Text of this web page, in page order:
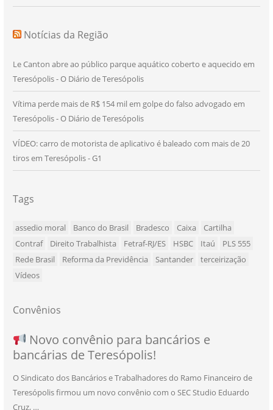
Notícias da Região
Le Canton abre ao público parque aquático coberto e aquecido em
Teresópolis - O Diário de Teresópolis
Vítima perde mais de R$ 154 mil em golpe do falso advogado em
Teresópolis - O Diário de Teresópolis
VÍDEO: carro de motorista de aplicativo é baleado com mais de 20
tiros em Teresópolis - G1
Tags
assedio moral Banco do Brasil Bradesco Caixa
Cartilha
Contraf
Direito Trabalhista Fetraf-RJ/ES HSBC Itaú
PLS 555
Rede Brasil
Reforma da Previdência Santander
terceirização
Vídeos
Convênios
SEU NOVO BENEFÍCIO CHEGOU
Novo convênio para bancários e
bancárias de Teresópolis!
O Sindicato dos Bancários e Trabalhadores do Ramo Financeiro de
Teresópolis firmou um novo convênio com o SEC Studio Eduardo
Cruz, …
NOVO CONVÊNIO PARA VOCÊ, BANCÁRIO
E BANCÁRIA!
Convênio com a Rede de Ensino Técnico e
Centro de Qualificação Técnica